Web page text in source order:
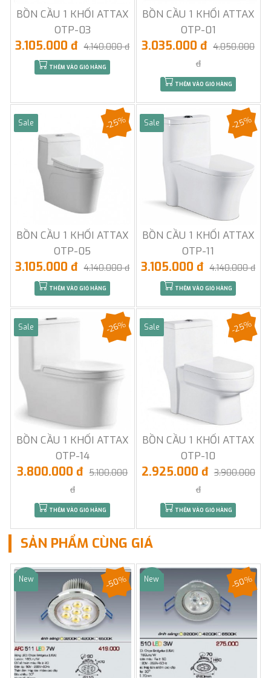
BỒN CẦU 1 KHỐI ATTAX
OTP-03
3.105.000 đ 4.140.000 đ
THÊM VÀO GIỎ HÀNG
BỒN CẦU 1 KHỐI ATTAX
OTP-01
3.035.000 đ 4.050.000
đ
THÊM VÀO GIỎ HÀNG
Sale
BỒN CẦU 1 KHỐI ATTAX
OTP-05
-25%
3.105.000 đ 4.140.000 đ
THÊM VÀO GIỎ HÀNG
Sale
BỒN CẦU 1 KHỐI ATTAX
OTP-11
-25%
3.105.000 đ 4.140.000 đ
THÊM VÀO GIỎ HÀNG
Sale
BỒN CẦU 1 KHỐI ATTAX
OTP-14
-26%
3.800.000 đ 5.100.000
đ
THÊM VÀO GIỎ HÀNG
Sale
BỒN CẦU 1 KHỐI ATTAX
OTP-10
-25%
2.925.000 đ 3.900.000
đ
THÊM VÀO GIỎ HÀNG
SẢN PHẨM CÙNG GIÁ
Sale
New -50% Sale
New -50%